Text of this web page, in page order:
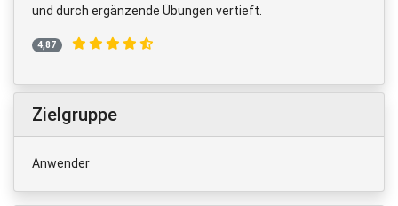
und durch ergänzende Übungen vertieft.
4,87
Zielgruppe
Anwender